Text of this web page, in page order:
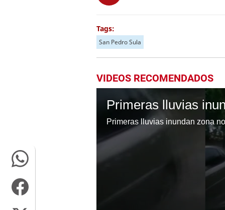
Tags:
San Pedro Sula
VIDEOS RECOMENDADOS
Primeras lluvias
Primeras lluvias inundan zona